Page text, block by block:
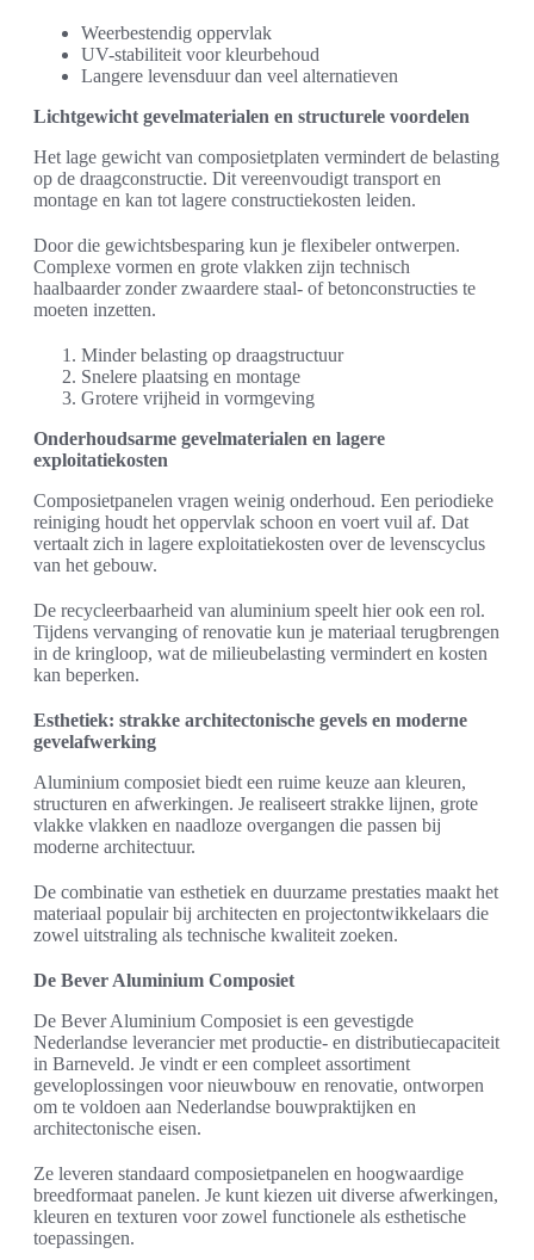
Weerbestendig oppervlak
UV-stabiliteit voor kleurbehoud
Langere levensduur dan veel alternatieven
Lichtgewicht gevelmaterialen en structurele voordelen
Het lage gewicht van composietplaten vermindert de belasting
op de draagconstructie. Dit vereenvoudigt transport en
montage en kan tot lagere constructiekosten leiden.
Door die gewichtsbesparing kun je flexibeler ontwerpen.
Complexe vormen en grote vlakken zijn technisch
haalbaarder zonder zwaardere staal- of betonconstructies te
moeten inzetten.
Minder belasting op draagstructuur
Snelere plaatsing en montage
Grotere vrijheid in vormgeving
Onderhoudsarme gevelmaterialen en lagere
exploitatiekosten
Composietpanelen vragen weinig onderhoud. Een periodieke
reiniging houdt het oppervlak schoon en voert vuil af. Dat
vertaalt zich in lagere exploitatiekosten over de levenscyclus
van het gebouw.
De recycleerbaarheid van aluminium speelt hier ook een rol.
Tijdens vervanging of renovatie kun je materiaal terugbrengen
in de kringloop, wat de milieubelasting vermindert en kosten
kan beperken.
Esthetiek: strakke architectonische gevels en moderne
gevelafwerking
Aluminium composiet biedt een ruime keuze aan kleuren,
structuren en afwerkingen. Je realiseert strakke lijnen, grote
vlakke vlakken en naadloze overgangen die passen bij
moderne architectuur.
De combinatie van esthetiek en duurzame prestaties maakt het
materiaal populair bij architecten en projectontwikkelaars die
zowel uitstraling als technische kwaliteit zoeken.
De Bever Aluminium Composiet
De Bever Aluminium Composiet is een gevestigde
Nederlandse leverancier met productie- en distributiecapaciteit
in Barneveld. Je vindt er een compleet assortiment
geveloplossingen voor nieuwbouw en renovatie, ontworpen
om te voldoen aan Nederlandse bouwpraktijken en
architectonische eisen.
Ze leveren standaard composietpanelen en hoogwaardige
breedformaat panelen. Je kunt kiezen uit diverse afwerkingen,
kleuren en texturen voor zowel functionele als esthetische
toepassingen.